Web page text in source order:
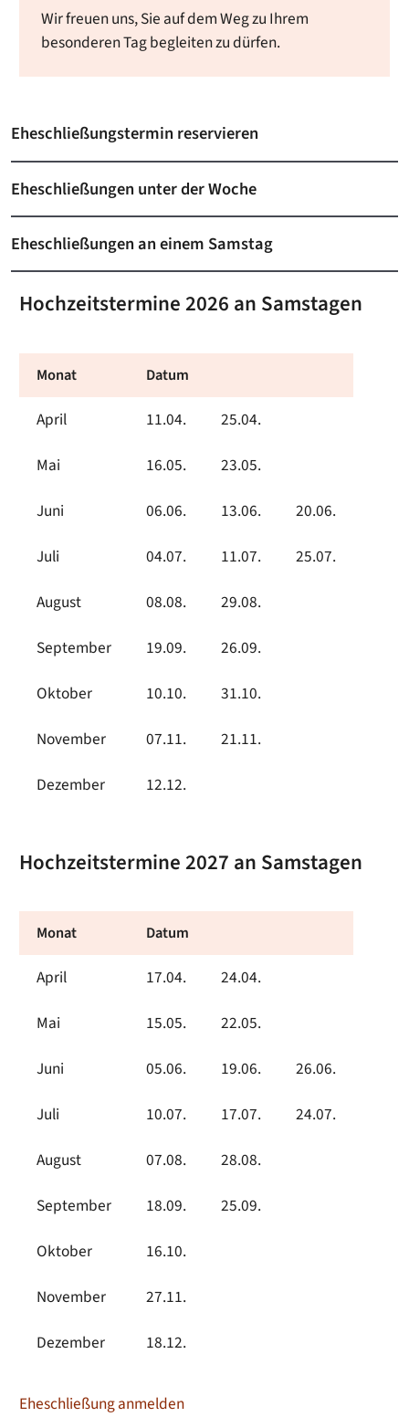
Wir freuen uns, Sie auf dem Weg zu Ihrem
besonderen Tag begleiten zu dürfen.
Eheschließungstermin reservieren
Eheschließungen unter der Woche
Eheschließungen an einem Samstag
Hochzeitstermine 2026 an Samstagen
Monat Datum
April 11.04.
25.04.
Mai
16.05.
23.05.
Juni
06.06. 13.06.
20.06.
Juli
04.07. 11.07.
25.07.
August
08.08.
29.08.
September
19.09.
26.09.
Oktober
10.10.
31.10.
November
07.11.
21.11.
Dezember
12.12.
Hochzeitstermine 2027 an Samstagen
Monat Datum
April 17.04.
24.04.
Mai
15.05.
22.05.
Juni
05.06. 19.06.
26.06.
Juli
10.07. 17.07.
24.07.
August
07.08.
28.08.
September
18.09.
25.09.
Oktober
16.10.
November
27.11.
Dezember
18.12.
Eheschließung anmelden